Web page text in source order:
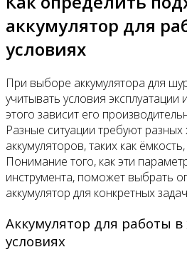
аккумулятор для
условиях
При выборе аккумулятора для
учитывать условия эксплуатации
этого зависит его
Разные ситуации требуют разных
аккумуляторов, таких как
Понимание того, как эти
инструмента, поможет выбрать
аккумулятор для конкретных
Аккумулятор для работы
условиях